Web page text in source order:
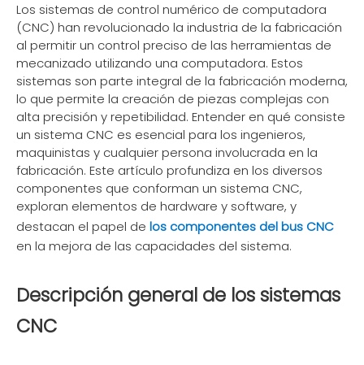
Los sistemas de control numérico de computadora
(CNC) han revolucionado la industria de la fabricación
al permitir un control preciso de las herramientas de
mecanizado utilizando una computadora. Estos
sistemas son parte integral de la fabricación moderna,
lo que permite la creación de piezas complejas con
alta precisión y repetibilidad. Entender en qué consiste
un sistema CNC es esencial para los ingenieros,
maquinistas y cualquier persona involucrada en la
fabricación. Este artículo profundiza en los diversos
componentes que conforman un sistema CNC,
exploran elementos de hardware y software, y
destacan el papel de los componentes del bus CNC
en la mejora de las capacidades del sistema.
Descripción general de los sistemas
CNC